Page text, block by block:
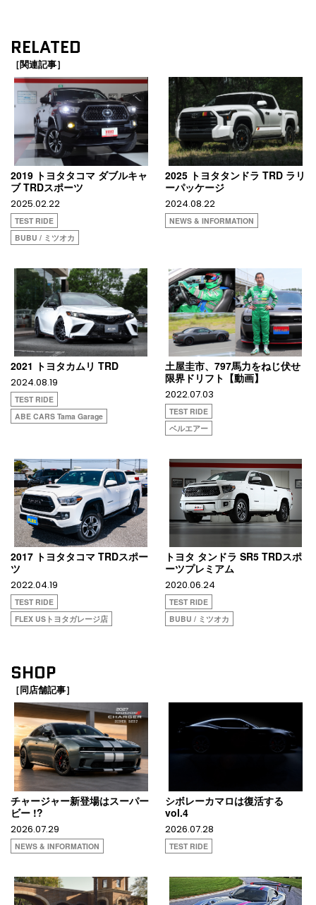
RELATED
［関連記事］
2019 トヨタタコマ ダブルキャ
ブ TRDスポーツ
2025.02.22
TEST RIDE
BUBU / ミツオカ
2025 トヨタタンドラ TRD ラリ
ーパッケージ
2024.08.22
NEWS & INFORMATION
2021 トヨタカムリ TRD
2024.08.19
TEST RIDE
ABE CARS Tama Garage
土屋圭市、797馬力をねじ伏せ
限界ドリフト【動画】
2022.07.03
TEST RIDE
ベルエアー
2017 トヨタタコマ TRDスポー
ツ
2022.04.19
TEST RIDE
FLEX USトヨタガレージ店
トヨタ タンドラ SR5 TRDスポ
ーツプレミアム
2020.06.24
TEST RIDE
BUBU / ミツオカ
SHOP
［同店舗記事］
チャージャー新登場はスーパー
ビー !?
2026.07.29
NEWS & INFORMATION
シボレーカマロは復活する
vol.4
2026.07.28
TEST RIDE